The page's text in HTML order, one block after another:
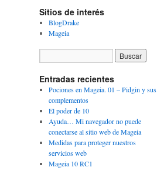
Sitios de interés
BlogDrake
Mageia
Entradas recientes
Pociones en Mageia. 01 – Pidgin y sus
complementos
El poder de 10
Ayuda… Mi navegador no puede
conectarse al sitio web de Mageia
Medidas para proteger nuestros
servicios web
Mageia 10 RC1